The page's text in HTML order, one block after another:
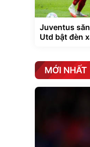
Juventus
Utd bật đèn
MỚI NHẤT